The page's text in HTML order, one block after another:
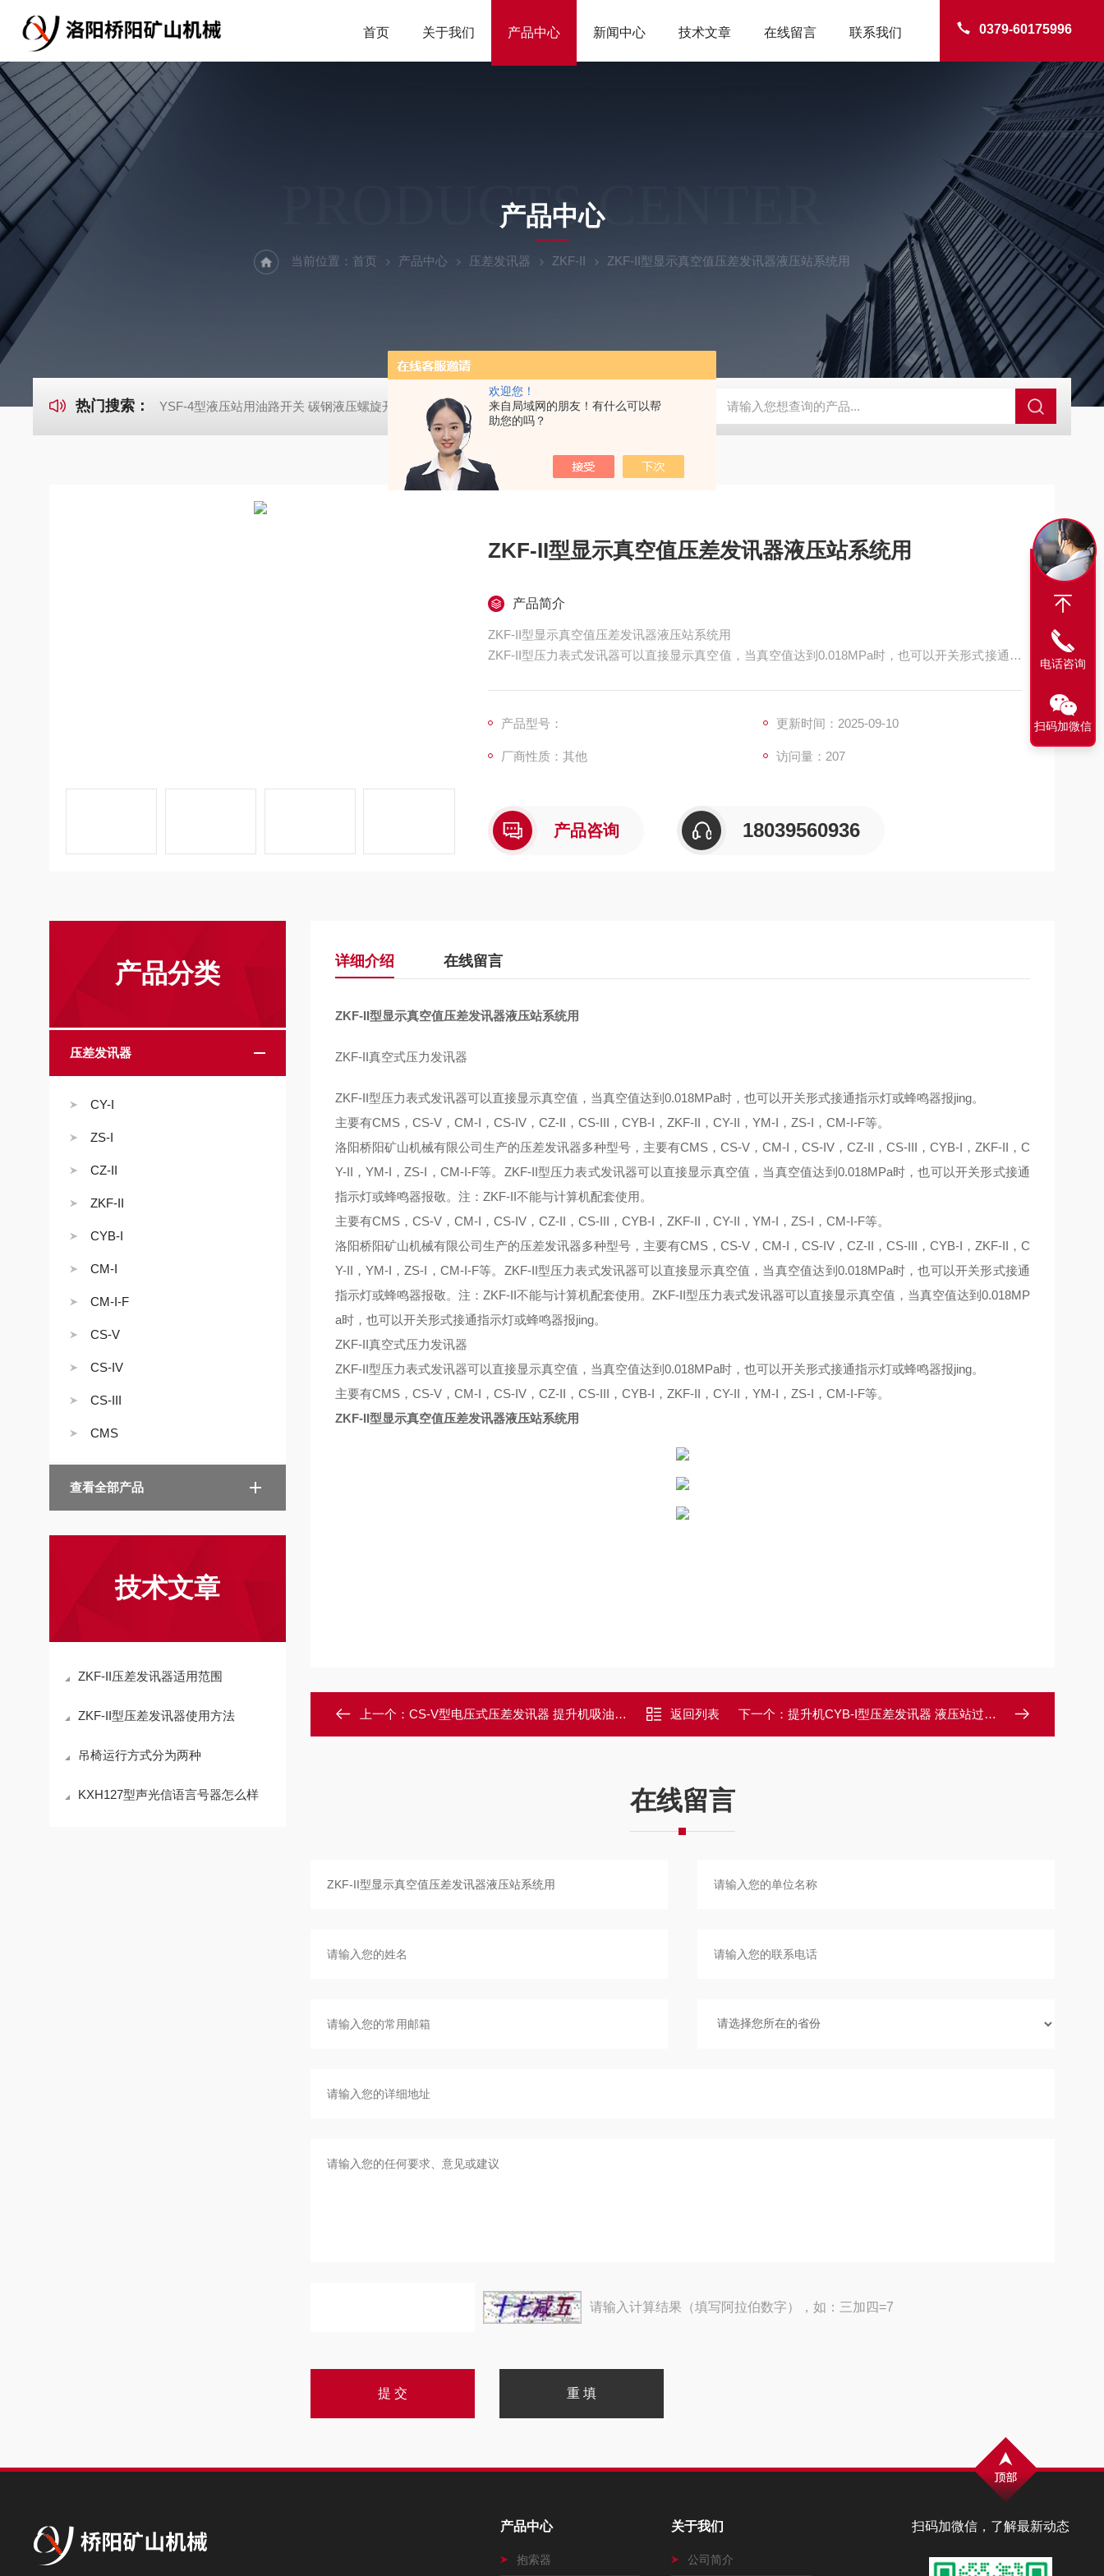
欢迎您！
来自局域网的朋友！有什么可以帮
助您的吗？
0379-60175996
首页 关于我们 产品中心 新闻中心 技术文章 在线留言 联系我们
PRODUCTS CENTER
产品中心
当前位置： 首页 产品中心 压差发讯器 ZKF-II ZKF-II型显示真空值压差发讯器液压站系统用
热门搜索： YSF-4型液压站用油路开关 碳钢液压螺旋开关 猴车配件橡胶轮衬 托压轮矿用斜井巷道用 矿用本安型行程开关KHXC24 井下机电设备 便携式移动液压系统总成 提升机
ZKF-II型显示真空值压差发讯器液压站系统用
产品简介
ZKF-II型显示真空值压差发讯器液压站系统用
ZKF-II型压力表式发讯器可以直接显示真空值，当真空值达到0.018MPa时，也可以开关形式接通指
产品型号： 更新时间：2025-09-10
厂商性质：其他 访问量：207
产品咨询 18039560936
产品分类
压差发讯器
CY-I
ZS-I
CZ-II
ZKF-II
CYB-I
CM-I
CM-I-F
CS-V
CS-IV
CS-III
CMS
查看全部产品
技术文章
ZKF-II压差发讯器适用范围
ZKF-II型压差发讯器使用方法
吊椅运行方式分为两种
KXH127型声光信语言号器怎么样
详细介绍 在线留言
ZKF-II型显示真空值压差发讯器液压站系统用
ZKF-II真空式压力发讯器
ZKF-II型压力表式发讯器可以直接显示真空值，当真空值达到0.018MPa时，也可以开关形式接通指示灯或蜂鸣器报jing。
主要有CMS，CS-V，CM-I，CS-IV，CZ-II，CS-III，CYB-I，ZKF-II，CY-II，YM-I，ZS-I，CM-I-F等。
洛阳桥阳矿山机械有限公司生产的压差发讯器多种型号，主要有CMS， CS-V， CM-I ， CS-IV ，CZ-II ，CS-III ，CYB-I ，ZKF-II ，C
Y-II ，YM-I ，ZS-I ， CM-I-F等。 ZKF-II型压力表式发讯器可以直接显示真空值，当真空值达到0.018MPa时，也可以开关形式接通
指示灯或蜂鸣器报敬。注：ZKF-II不能与计算机配套使用。
主要有CMS，CS-V，CM-I，CS-IV，CZ-II，CS-III，CYB-I，ZKF-II，CY-II，YM-I，ZS-I，CM-I-F等。
洛阳桥阳矿山机械有限公司生产的压差发讯器多种型号，主要有CMS， CS-V， CM-I ， CS-IV ，CZ-II ，CS-III ，CYB-I ，ZKF-II ，C
Y-II ，YM-I ，ZS-I ， CM-I-F等。 ZKF-II型压力表式发讯器可以直接显示真空值，当真空值达到0.018MPa时，也可以开关形式接通
指示灯或蜂鸣器报敬。注：ZKF-II不能与计算机配套使用。 ZKF-II型压力表式发讯器可以直接显示真空值，当真空值达到0.018MP
a时，也可以开关形式接通指示灯或蜂鸣器报jing。
ZKF-II真空式压力发讯器
ZKF-II型压力表式发讯器可以直接显示真空值，当真空值达到0.018MPa时，也可以开关形式接通指示灯或蜂鸣器报jing。
主要有CMS，CS-V，CM-I，CS-IV，CZ-II，CS-III，CYB-I，ZKF-II，CY-II，YM-I，ZS-I，CM-I-F等。
ZKF-II型显示真空值压差发讯器液压站系统用
上一个： CS-V型电压式压差发讯器 提升机吸油过滤器 返回列表 下一个： 提升机CYB-I型压差发讯器 液压站过滤器
在线留言
请输入计算结果（填写阿拉伯数字），如：三加四=7
扫码加微信，了解最新动态
产品中心
抱索器
关于我们
公司简介
电话咨询
扫码加微信